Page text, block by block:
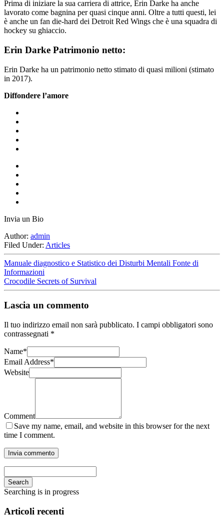
Prima di iniziare la sua carriera di attrice, Erin Darke ha anche
lavorato come bagnina per quasi cinque anni. Oltre a tutti questi, lei
è anche un fan die-hard dei Detroit Red Wings che è una squadra di
hockey su ghiaccio.
Erin Darke Patrimonio netto:
Erin Darke ha un patrimonio netto stimato di quasi milioni (stimato
in 2017).
Diffondere l’amore
Invia un Bio
Author: admin
Filed Under: Articles
Manuale diagnostico e Statistico dei Disturbi Mentali Fonte di
Informazioni
Crocodile Secrets of Survival
Lascia un commento
Il tuo indirizzo email non sarà pubblicato. I campi obbligatori sono
contrassegnati *
Name*
Email Address*
Website
Comment
Save my name, email, and website in this browser for the next
time I comment.
Search
Searching is in progress
Articoli recenti